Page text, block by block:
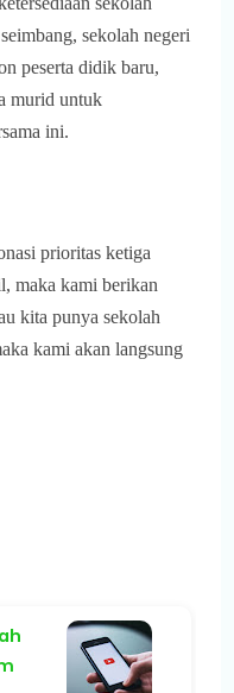
sekolah negeri
peserta didik baru,
murid untuk
ini.
prioritas ketiga
maka kami berikan
kita punya sekolah
kami akan langsung